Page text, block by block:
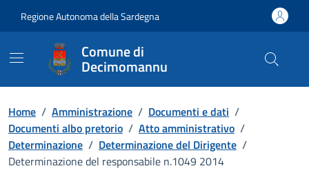
Regione Autonoma della Sardegna
Comune di
Decimomannu
Home / Amministrazione / Documenti e dati /
Documenti albo pretorio / Atto amministrativo /
Determinazione / Determinazione del Dirigente /
Determinazione del responsabile n.1049 2014